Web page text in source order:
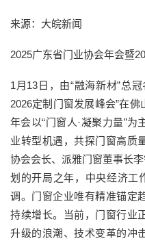
来源：大皖新闻
2025广东省门业协会年会暨
1月13日，由“融海新材”总
2026定制门窗发展峰会”在
年会以“门窗人·凝聚力量”
业转型机遇，共探门窗高质
协会会长、派雅门窗董事长
划的开局之年，中央经济工
调。门窗企业唯有精准锚定
持续增长。当前，门窗行业
升级的浪潮、技术变革的冲